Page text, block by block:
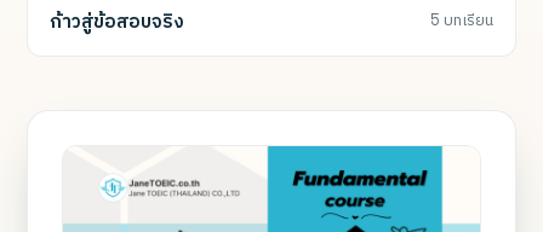
ก้าวสู่ข้อสอบจริง 5 บทเรียน